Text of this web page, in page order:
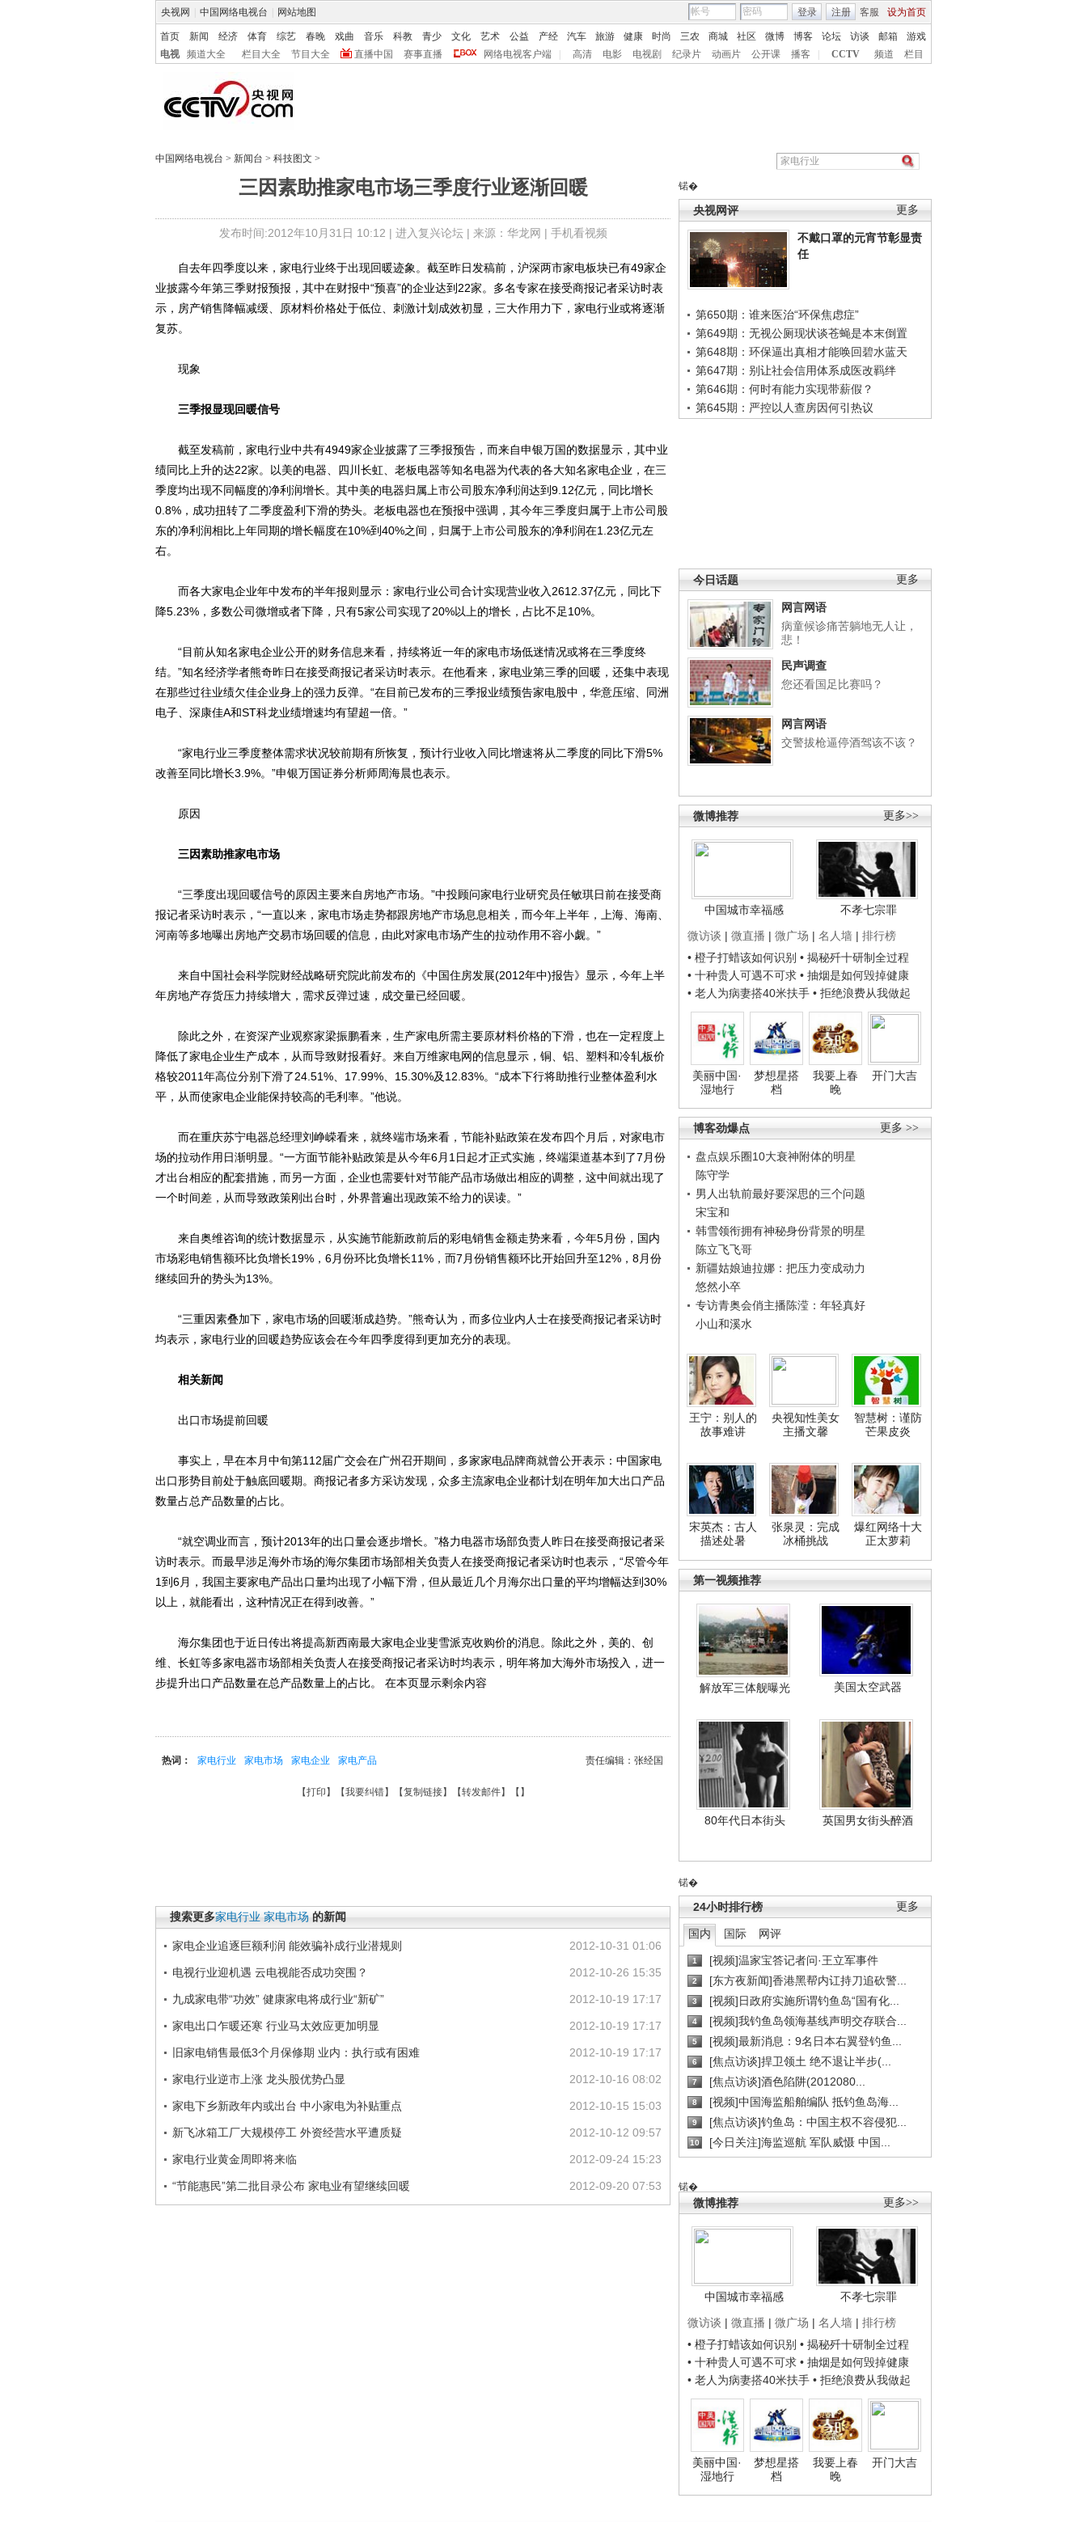
央视网 中国网络电视台 网站地图 客服 设为首页
登录 注册
首页 新闻 经济 体育 综艺 春晚 戏曲 音乐 科教 青少 文化 艺术 公益 产经 汽车 旅游 健康 时尚 三农 商城 社区 微博 博客 论坛 访谈 邮箱
游戏
电视
频道大全 栏目大全 节目大全 直播中国 赛事直播 网络电视客户端 高清 电影 电视剧 纪录片 动画片 公开课 播客 CCTV 频道 栏目
中国网络电视台 > 新闻台 > 科技图文 >
三因素助推家电市场三季度行业逐渐回暖
发布时间:2012年10月31日 10:12 | 进入复兴论坛| 来源：华龙网 | 手机看视频
锘�
更多
央视网评
不戴口罩的元宵节彰显责
任
第650期：谁来医治“环保焦虑症”
第649期：无视公厕现状谈苍蝇是本末倒置
第648期：环保逼出真相才能唤回碧水蓝天
第647期：别让社会信用体系成医改羁绊
第646期：何时有能力实现带薪假？
第645期：严控以人查房因何引热议
更多
今日话题
网言网语
病童候诊痛苦躺地无人让，
悲！
民声调查
您还看国足比赛吗？
网言网语
交警拔枪逼停酒驾该不该？
更多>>
微博推荐
中国城市幸福感
不孝七宗罪
微访谈 | 微直播 | 微广场 | 名人墙 | 排行榜
• 橙子打蜡该如何识别 • 揭秘歼十研制全过程
• 十种贵人可遇不可求 • 抽烟是如何毁掉健康
• 老人为病妻搭40米扶手 • 拒绝浪费从我做起
美丽中国·
湿地行
梦想星搭
档
我要上春
晚
开门大吉
更多 >>
博客劲爆点
盘点娱乐圈10大衰神附体的明星
陈守学
男人出轨前最好要深思的三个问题
宋宝和
韩雪领衔拥有神秘身份背景的明星
陈立飞飞哥
新疆姑娘迪拉娜：把压力变成动力
悠然小卒
专访青奥会俏主播陈滢：年轻真好
小山和溪水
王宁：别人的
故事难讲
央视知性美女
主播文馨
智慧树：谨防
芒果皮炎
宋英杰：古人
描述处暑
张泉灵：完成
冰桶挑战
爆红网络十大
正太萝莉
第一视频推荐
解放军三体舰曝光 美国太空武器
80年代日本街头 英国男女街头醉酒
锘�
更多
24小时排行榜
国内 国际 网评
1 [视频]温家宝答记者问·王立军事件
2 [东方夜新闻]香港黑帮内讧持刀追砍警...
3 [视频]日政府实施所谓钓鱼岛“国有化...
4 [视频]我钓鱼岛领海基线声明交存联合...
5 [视频]最新消息：9名日本右翼登钓鱼...
6 [焦点访谈]捍卫领土 绝不退让半步(...
7 [焦点访谈]酒色陷阱(2012080...
8 [视频]中国海监船舶编队 抵钓鱼岛海...
9 [焦点访谈]钓鱼岛：中国主权不容侵犯...
10 [今日关注]海监巡航 军队威慑 中国...
锘�
更多>>
微博推荐
中国城市幸福感
不孝七宗罪
微访谈 | 微直播 | 微广场 | 名人墙 | 排行榜
• 橙子打蜡该如何识别 • 揭秘歼十研制全过程
• 十种贵人可遇不可求 • 抽烟是如何毁掉健康
• 老人为病妻搭40米扶手 • 拒绝浪费从我做起
美丽中国·
湿地行
梦想星搭
档
我要上春
晚
开门大吉
自去年四季度以来，家电行业终于出现回暖迹象。截至昨日发稿前，沪深两市家电板块已有49家企
业披露今年第三季财报预报，其中在财报中“预喜”的企业达到22家。多名专家在接受商报记者采访时表
示，房产销售降幅减缓、原材料价格处于低位、刺激计划成效初显，三大作用力下，家电行业或将逐渐
复苏。
现象
三季报显现回暖信号
截至发稿前，家电行业中共有4949家企业披露了三季报预告，而来自申银万国的数据显示，其中业
绩同比上升的达22家。以美的电器、四川长虹、老板电器等知名电器为代表的各大知名家电企业，在三
季度均出现不同幅度的净利润增长。其中美的电器归属上市公司股东净利润达到9.12亿元，同比增长
0.8%，成功扭转了二季度盈利下滑的势头。老板电器也在预报中强调，其今年三季度归属于上市公司股
东的净利润相比上年同期的增长幅度在10%到40%之间，归属于上市公司股东的净利润在1.23亿元左
右。
而各大家电企业年中发布的半年报则显示：家电行业公司合计实现营业收入2612.37亿元，同比下
降5.23%，多数公司微增或者下降，只有5家公司实现了20%以上的增长，占比不足10%。
“目前从知名家电企业公开的财务信息来看，持续将近一年的家电市场低迷情况或将在三季度终
结。”知名经济学者熊奇昨日在接受商报记者采访时表示。在他看来，家电业第三季的回暖，还集中表现
在那些过往业绩欠佳企业身上的强力反弹。“在目前已发布的三季报业绩预告家电股中，华意压缩、同洲
电子、深康佳A和ST科龙业绩增速均有望超一倍。”
“家电行业三季度整体需求状况较前期有所恢复，预计行业收入同比增速将从二季度的同比下滑5%
改善至同比增长3.9%。”申银万国证券分析师周海晨也表示。
原因
三因素助推家电市场
“三季度出现回暖信号的原因主要来自房地产市场。”中投顾问家电行业研究员任敏琪日前在接受商
报记者采访时表示，“一直以来，家电市场走势都跟房地产市场息息相关，而今年上半年，上海、海南、
河南等多地曝出房地产交易市场回暖的信息，由此对家电市场产生的拉动作用不容小觑。”
来自中国社会科学院财经战略研究院此前发布的《中国住房发展(2012年中)报告》显示，今年上半
年房地产存货压力持续增大，需求反弹过速，成交量已经回暖。
除此之外，在资深产业观察家梁振鹏看来，生产家电所需主要原材料价格的下滑，也在一定程度上
降低了家电企业生产成本，从而导致财报看好。来自万维家电网的信息显示，铜、铝、塑料和冷轧板价
格较2011年高位分别下滑了24.51%、17.99%、15.30%及12.83%。“成本下行将助推行业整体盈利水
平，从而使家电企业能保持较高的毛利率。”他说。
而在重庆苏宁电器总经理刘峥嵘看来，就终端市场来看，节能补贴政策在发布四个月后，对家电市
场的拉动作用日渐明显。“一方面节能补贴政策是从今年6月1日起才正式实施，终端渠道基本到了7月份
才出台相应的配套措施，而另一方面，企业也需要针对节能产品市场做出相应的调整，这中间就出现了
一个时间差，从而导致政策刚出台时，外界普遍出现政策不给力的误读。”
来自奥维咨询的统计数据显示，从实施节能新政前后的彩电销售金额走势来看，今年5月份，国内
市场彩电销售额环比负增长19%，6月份环比负增长11%，而7月份销售额环比开始回升至12%，8月份
继续回升的势头为13%。
“三重因素叠加下，家电市场的回暖渐成趋势。”熊奇认为，而多位业内人士在接受商报记者采访时
均表示，家电行业的回暖趋势应该会在今年四季度得到更加充分的表现。
相关新闻
出口市场提前回暖
事实上，早在本月中旬第112届广交会在广州召开期间，多家家电品牌商就曾公开表示：中国家电
出口形势目前处于触底回暖期。商报记者多方采访发现，众多主流家电企业都计划在明年加大出口产品
数量占总产品数量的占比。
“就空调业而言，预计2013年的出口量会逐步增长。”格力电器市场部负责人昨日在接受商报记者采
访时表示。而最早涉足海外市场的海尔集团市场部相关负责人在接受商报记者采访时也表示，“尽管今年
1到6月，我国主要家电产品出口量均出现了小幅下滑，但从最近几个月海尔出口量的平均增幅达到30%
以上，就能看出，这种情况正在得到改善。”
海尔集团也于近日传出将提高新西南最大家电企业斐雪派克收购价的消息。除此之外，美的、创
维、长虹等多家电器市场部相关负责人在接受商报记者采访时均表示，明年将加大海外市场投入，进一
步提升出口产品数量在总产品数量上的占比。 在本页显示剩余内容
责任编辑：张经国
热词： 家电行业 家电市场 家电企业 家电产品
【打印 】【我要纠错】【复制链接】【转发邮件】【 】
搜索更多家电行业 家电市场 的新闻
2012-10-31 01:06
家电企业追逐巨额利润 能效骗补成行业潜规则
2012-10-26 15:35
电视行业迎机遇 云电视能否成功突围？
2012-10-19 17:17
九成家电带“功效” 健康家电将成行业“新矿”
2012-10-19 17:17
家电出口乍暖还寒 行业马太效应更加明显
2012-10-19 17:17
旧家电销售最低3个月保修期 业内：执行或有困难
2012-10-16 08:02
家电行业逆市上涨 龙头股优势凸显
2012-10-15 15:03
家电下乡新政年内或出台 中小家电为补贴重点
2012-10-12 09:57
新飞冰箱工厂大规模停工 外资经营水平遭质疑
2012-09-24 15:23
家电行业黄金周即将来临
2012-09-20 07:53
“节能惠民”第二批目录公布 家电业有望继续回暖